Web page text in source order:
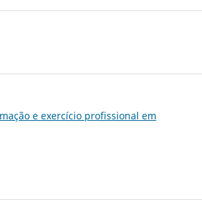
e exercício profissional em